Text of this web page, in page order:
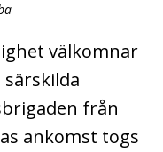
välkomnar
ilda
från
ankomst togs